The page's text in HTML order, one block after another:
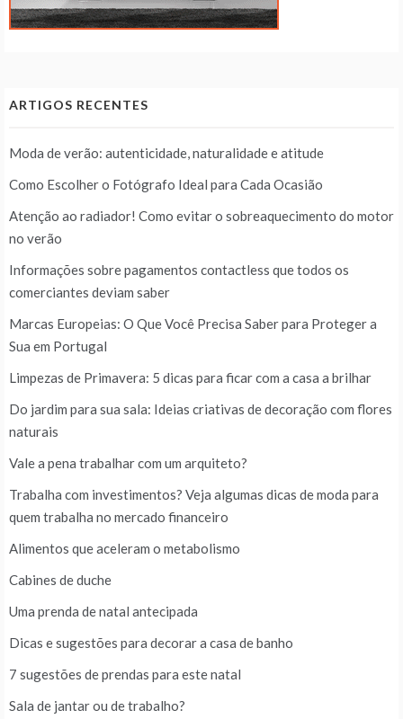
ARTIGOS RECENTES
Moda de verão: autenticidade, naturalidade e atitude
Como Escolher o Fotógrafo Ideal para Cada Ocasião
Atenção ao radiador! Como evitar o sobreaquecimento do motor
no verão
Informações sobre pagamentos contactless que todos os
comerciantes deviam saber
Marcas Europeias: O Que Você Precisa Saber para Proteger a
Sua em Portugal
Limpezas de Primavera: 5 dicas para ficar com a casa a brilhar
Do jardim para sua sala: Ideias criativas de decoração com flores
naturais
Vale a pena trabalhar com um arquiteto?
Trabalha com investimentos? Veja algumas dicas de moda para
quem trabalha no mercado financeiro
Alimentos que aceleram o metabolismo
Cabines de duche
Uma prenda de natal antecipada
Dicas e sugestões para decorar a casa de banho
7 sugestões de prendas para este natal
Sala de jantar ou de trabalho?